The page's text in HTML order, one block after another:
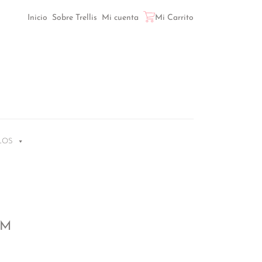
Inicio Sobre Trellis Mi cuenta Mi Carrito